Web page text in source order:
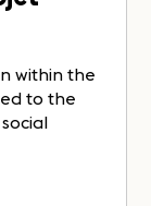
within the
to the